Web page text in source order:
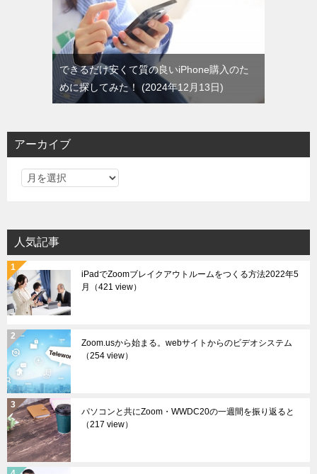
できるだけ安くて質の良いiPhone購入のた
めに探してみた！
2024年12月13日
アーカイブ
ア
イ
ブ
人気記事
iPadでZoomブレイクアウトルームをつくる方法2022年5
月
（421 view）
Zoom.usから始まる。webサイトからのビデオシステム
（254 view）
パソコンと共にZoom・WWDC20の一週間を振り返ると
（217 view）